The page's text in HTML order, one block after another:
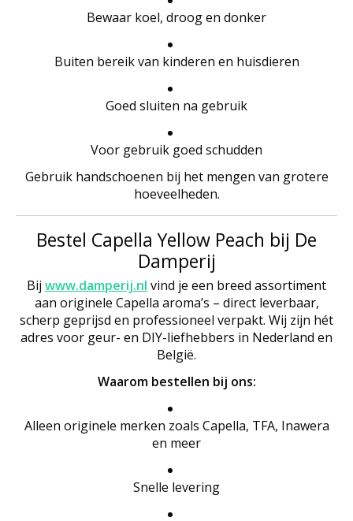
Bewaar koel, droog en donker
Buiten bereik van kinderen en huisdieren
Goed sluiten na gebruik
Voor gebruik goed schudden
Gebruik handschoenen bij het mengen van grotere
hoeveelheden.
Bestel Capella Yellow Peach bij De
Damperij
Bij www.damperij.nl vind je een breed assortiment
aan originele Capella aroma’s – direct leverbaar,
scherp geprijsd en professioneel verpakt. Wij zijn hét
adres voor geur- en DIY-liefhebbers in Nederland en
België.
Waarom bestellen bij ons:
Alleen originele merken zoals Capella, TFA, Inawera
en meer
Snelle levering